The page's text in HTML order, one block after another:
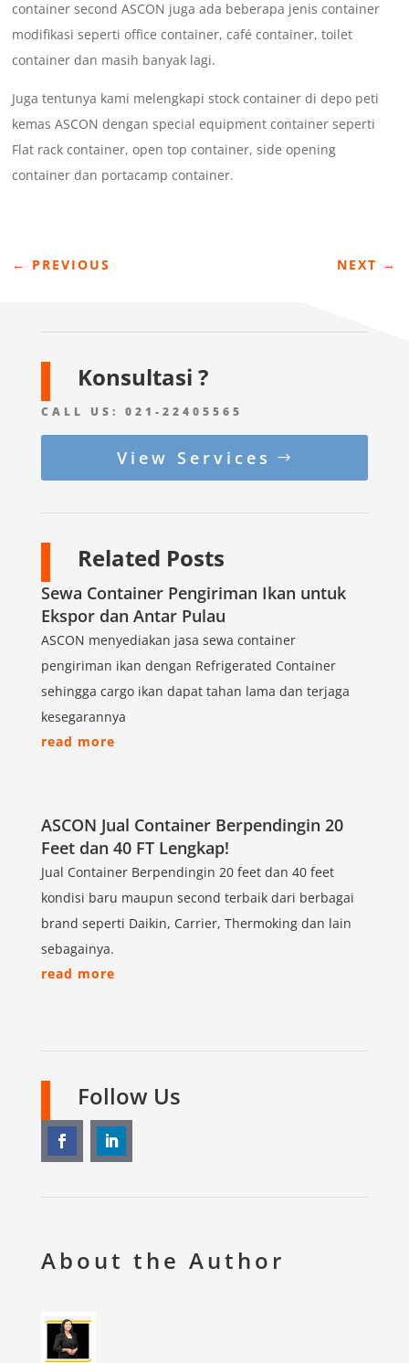
container second ASCON juga ada beberapa jenis container
modifikasi seperti office container, café container, toilet
container dan masih banyak lagi.
Juga tentunya kami melengkapi stock container di depo peti
kemas ASCON dengan special equipment container seperti
Flat rack container, open top container, side opening
container dan portacamp container.
← PREVIOUS NEXT →
Konsultasi ?
CALL US: 021-22405565
View Services
Related Posts
Sewa Container Pengiriman Ikan untuk
Ekspor dan Antar Pulau
ASCON menyediakan jasa sewa container
pengiriman ikan dengan Refrigerated Container
sehingga cargo ikan dapat tahan lama dan terjaga
kesegarannya
read more
ASCON Jual Container Berpendingin 20
Feet dan 40 FT Lengkap!
Jual Container Berpendingin 20 feet dan 40 feet
kondisi baru maupun second terbaik dari berbagai
brand seperti Daikin, Carrier, Thermoking dan lain
sebagainya.
read more
Follow Us
About the Author